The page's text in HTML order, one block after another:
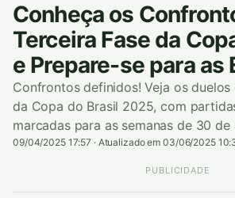
Conheça os
Terceira Fase da
e Prepare-se para as
Confrontos definidos! Veja os
da Copa do Brasil 2025, com
marcadas para as semanas de 30
09/04/2025 17:57 · Atualizado em 03/06/2025
PUBLICIDADE